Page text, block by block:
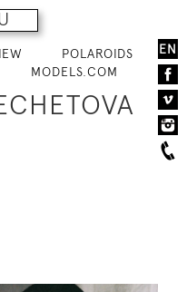
EN
POLAROIDS
MODELS.COM